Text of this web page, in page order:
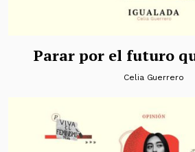
Parar por el futuro
Celia Guerrero